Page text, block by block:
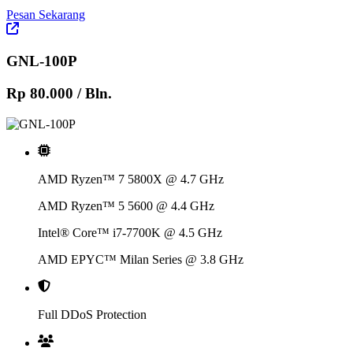
Pesan Sekarang
GNL-100P
Rp 80.000 / Bln.
AMD Ryzen™ 7 5800X @ 4.7 GHz
AMD Ryzen™ 5 5600 @ 4.4 GHz
Intel® Core™ i7-7700K @ 4.5 GHz
AMD EPYC™ Milan Series @ 3.8 GHz
Full DDoS Protection